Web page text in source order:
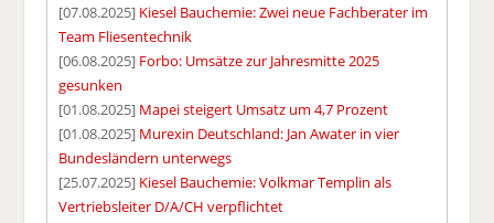
[07.08.2025] Kiesel Bauchemie: Zwei neue Fachberater im
Team Fliesentechnik
[06.08.2025] Forbo: Umsätze zur Jahresmitte 2025
gesunken
[01.08.2025] Mapei steigert Umsatz um 4,7 Prozent
[01.08.2025] Murexin Deutschland: Jan Awater in vier
Bundesländern unterwegs
[25.07.2025] Kiesel Bauchemie: Volkmar Templin als
Vertriebsleiter D/A/CH verpflichtet